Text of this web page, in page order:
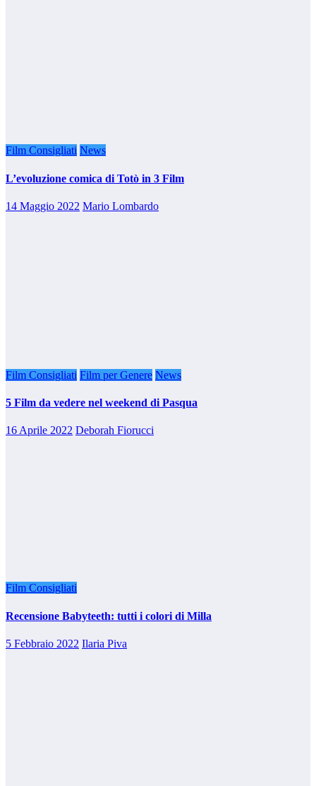
Film Consigliati News
L’evoluzione comica di Totò in 3 Film
14 Maggio 2022 Mario Lombardo
Film Consigliati Film per Genere News
5 Film da vedere nel weekend di Pasqua
16 Aprile 2022 Deborah Fiorucci
Film Consigliati
Recensione Babyteeth: tutti i colori di Milla
5 Febbraio 2022 Ilaria Piva